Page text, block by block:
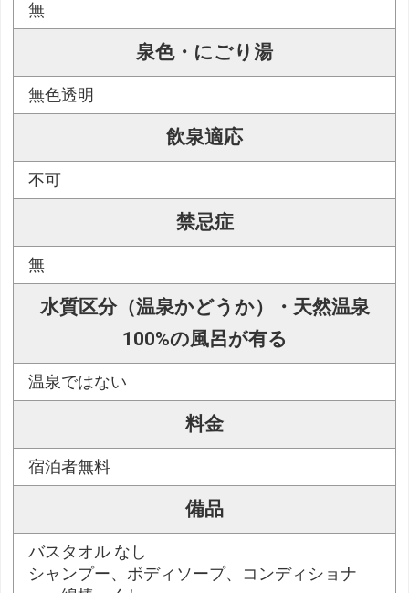
無
泉色・にごり湯
無色透明
飲泉適応
不可
禁忌症
無
水質区分（温泉かどうか）・天然温泉
100%の風呂が有る
温泉ではない
料金
宿泊者無料
備品
バスタオル なし
シャンプー、ボディソープ、コンディショナ